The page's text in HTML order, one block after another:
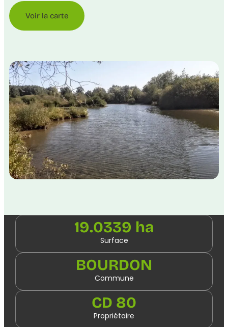
Voir la carte
19.0339 ha
Surface
BOURDON
Commune
CD 80
Propriétaire